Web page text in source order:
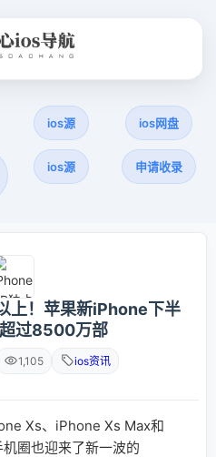
ios源 ios网盘
ios源 申请收录
上！苹果新iPhone下半
过8500万部
1,105 ios资讯
Xs、iPhone Xs Max和
圈也迎来了新一波的